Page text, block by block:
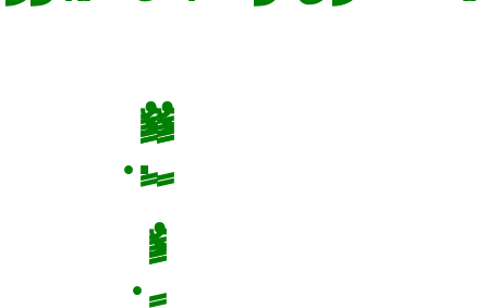
ًًٌٍَُُ.ًًٌٍَُُ.
ًًٌٍَُُ.